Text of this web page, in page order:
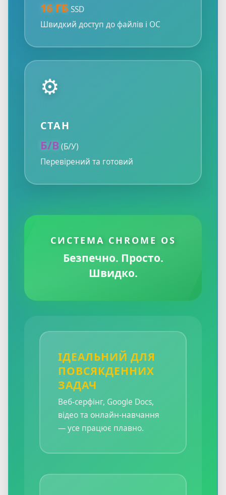
16 ГБ SSD
Швидкий доступ до файлів і ОС
⚙️
СТАН
Б/В(Б/У)
Перевірений та готовий
СИСТЕМА CHROME OS
Безпечно. Просто.
Швидко.
ІДЕАЛЬНИЙ ДЛЯ
ПОВСЯКДЕННИХ
ЗАДАЧ
Веб-серфінг, Google Docs,
відео та онлайн-навчання
— усе працює плавно.